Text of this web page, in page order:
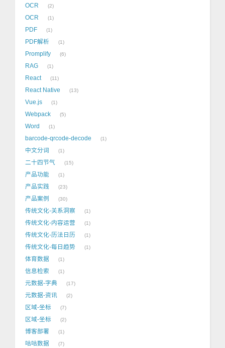
OCR 2
OCR 1
PDF 1
PDF解析 1
Promplify 6
RAG 1
React 11
React Native 13
Vue.js 1
Webpack 5
Word 1
barcode-qrcode-decode 1
中文分词 1
二十四节气 15
产品功能 1
产品实践 23
产品案例 30
传统文化-关系洞察 1
传统文化-内容运营 1
传统文化-历法日历 1
传统文化-每日趋势 1
体育数据 1
信息检索 1
元数据-字典 17
元数据-资讯 2
区域-坐标 7
区域-坐标 2
博客部署 1
咕咕数据 7